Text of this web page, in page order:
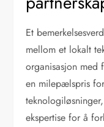
Et
mellom et lokalt
organisasjon med
en milepælspris
ekspertise for å